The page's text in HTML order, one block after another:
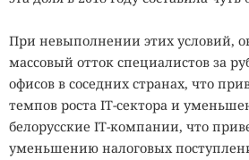
При невыполнении этих условий,
массовый отток специалистов за
офисов в соседних странах, что
темпов роста IT-сектора и
белорусские IT-компании, что
уменьшению налоговых